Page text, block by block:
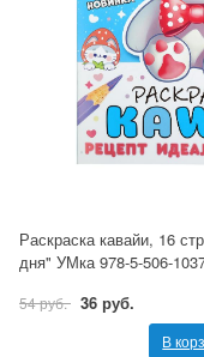
Раскраска кавайи, 16
дня" УМка 978-5-506-
54 руб. 36 руб.
В